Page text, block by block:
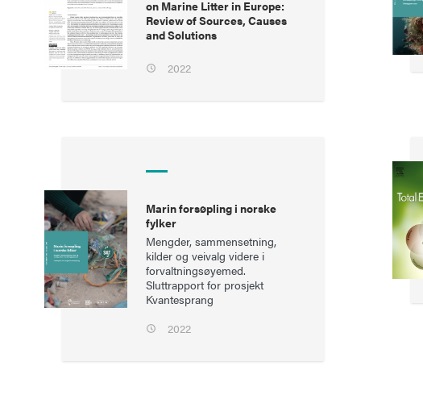
on Marine Litter in Europe:
Review of Sources, Causes
and Solutions
2022
Marin forsøpling i norske
fylker
Mengder, sammensetning,
kilder og veivalg videre i
forvaltningsøyemed.
Sluttrapport for prosjekt
Kvantesprang
2022